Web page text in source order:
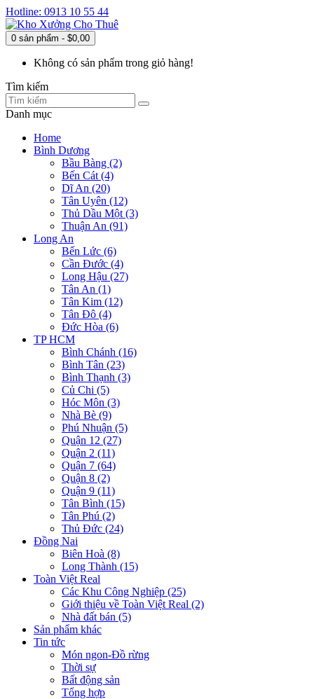
Hotline: 0913 10 55 44
0 sản phẩm - $0,00
Không có sản phẩm trong giỏ hàng!
Tìm kiếm
Danh mục
Home
Bình Dương
Bầu Bàng (2)
Bến Cát (4)
Dĩ An (20)
Tân Uyên (12)
Thủ Dầu Một (3)
Thuận An (91)
Long An
Bến Lức (6)
Cần Đước (4)
Long Hậu (27)
Tân An (1)
Tân Kim (12)
Tân Đô (4)
Đức Hòa (6)
TP HCM
Bình Chánh (16)
Bình Tân (23)
Bình Thạnh (3)
Củ Chi (5)
Hóc Môn (3)
Nhà Bè (9)
Phú Nhuận (5)
Quận 12 (27)
Quận 2 (11)
Quận 7 (64)
Quận 8 (2)
Quận 9 (11)
Tân Bình (15)
Tân Phú (2)
Thủ Đức (24)
Đồng Nai
Biên Hoà (8)
Long Thành (15)
Toàn Việt Real
Các Khu Công Nghiệp (25)
Giới thiệu về Toàn Việt Real (2)
Nhà đất bán (5)
Sản phẩm khác
Tin tức
Món ngon-Đồ rừng
Thời sự
Bất động sản
Tổng hợp